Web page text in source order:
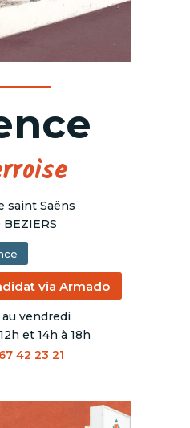
saint Saëns
via Armado
vendredi
et 14h à 18h
42 23 21